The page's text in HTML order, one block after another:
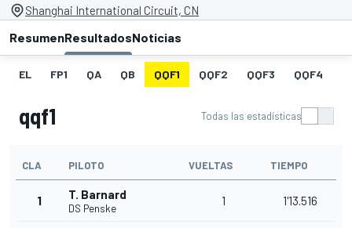
Shanghai International Circuit, CN
ResumenResultadosNoticias
EL FP1 QA QB QQF1 QQF2 QQF3 QQF4
qqf1 Todas las estadísticas
CLA PILOTO VUELTAS TIEMPO
1 T. Barnard
DS Penske
1 1'13.516